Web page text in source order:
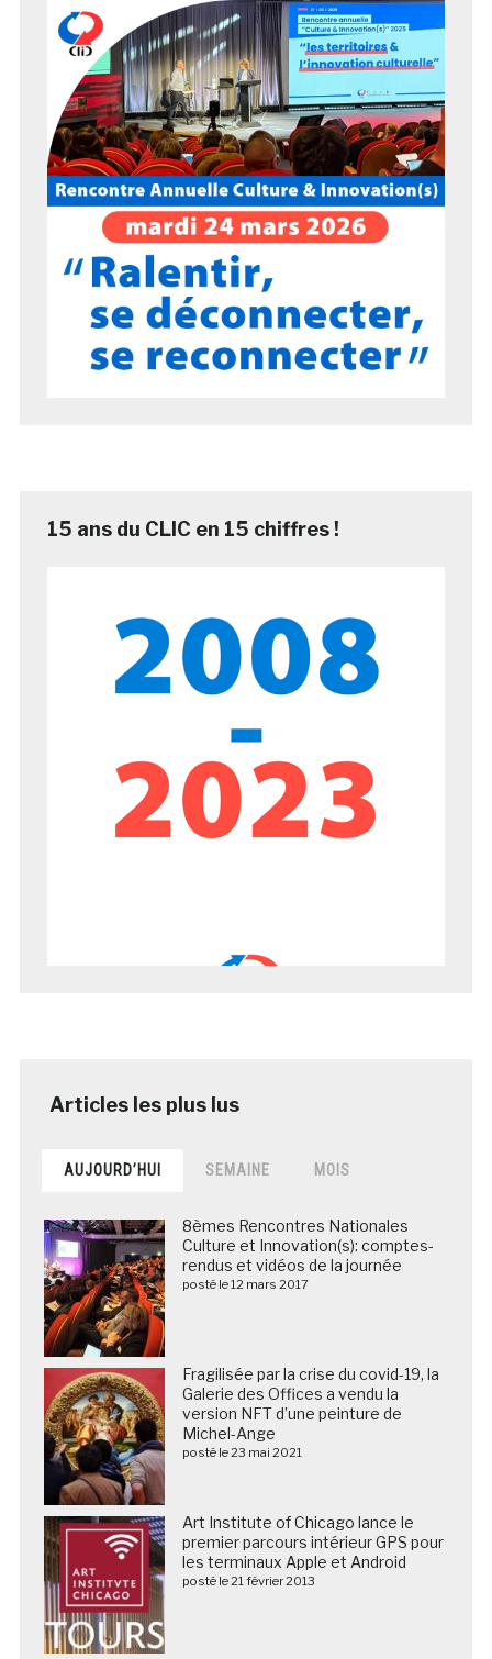
15 ans du CLIC en 15 chiffres !
AUJOURD’HUI SEMAINE MOIS
8èmes Rencontres Nationales
Culture et Innovation(s): comptes-
rendus et vidéos de la journée
posté le 12 mars 2017
Fragilisée par la crise du covid-19, la
Galerie des Offices a vendu la
version NFT d’une peinture de
Michel-Ange
posté le 23 mai 2021
Art Institute of Chicago lance le
premier parcours intérieur GPS pour
les terminaux Apple et Android
posté le 21 février 2013